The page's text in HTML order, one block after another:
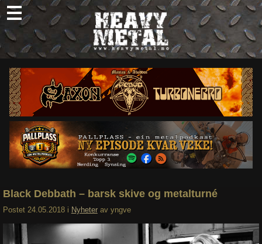
Skip
to
content
Nyheter
Omtaler
Intervjuer
Om oss
Abonner
Søk
Black Debbath – barsk skive og metalturné
Postet 24.05.2018 i Nyheter av yngve